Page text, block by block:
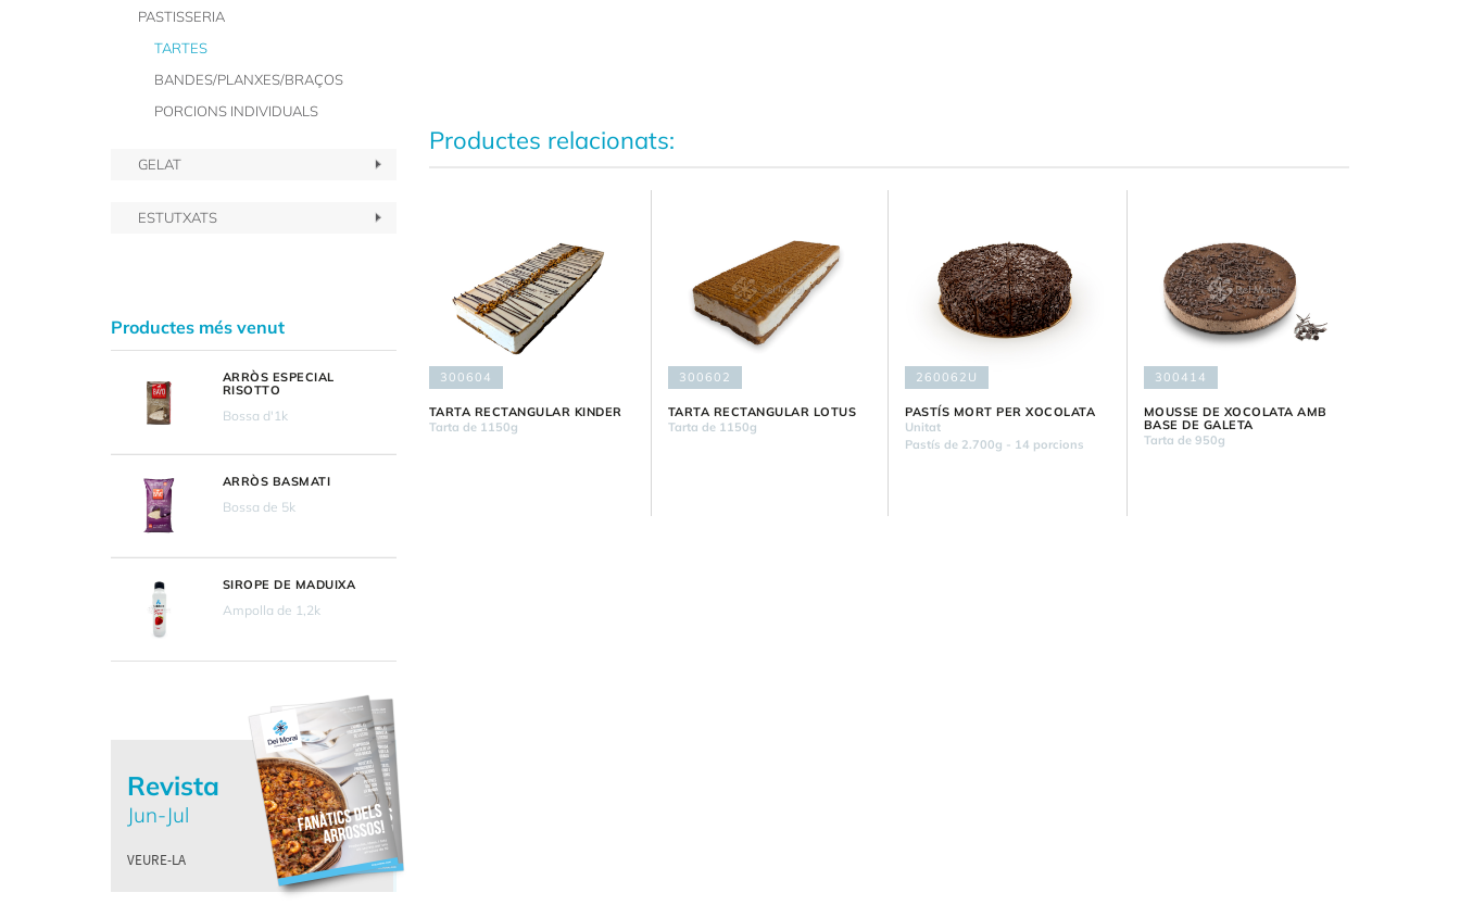
PASTISSERIA
TARTES
BANDES/PLANXES/BRAÇOS
PORCIONS INDIVIDUALS
GELAT
ESTUTXATS
Productes més venut
ARRÒS ESPECIAL
RISOTTO
Bossa d'1k
ARRÒS BASMATI
Bossa de 5k
SIROPE DE MADUIXA
Ampolla de 1,2k
Revista
Jun-Jul
VEURE-LA
Productes relacionats:
300604
TARTA RECTANGULAR KINDER
Tarta de 1150g
300602
TARTA RECTANGULAR LOTUS
Tarta de 1150g
260062U
PASTÍS MORT PER XOCOLATA
Unitat
Pastís de 2.700g - 14 porcions
300414
MOUSSE DE XOCOLATA AMB
BASE DE GALETA
Tarta de 950g